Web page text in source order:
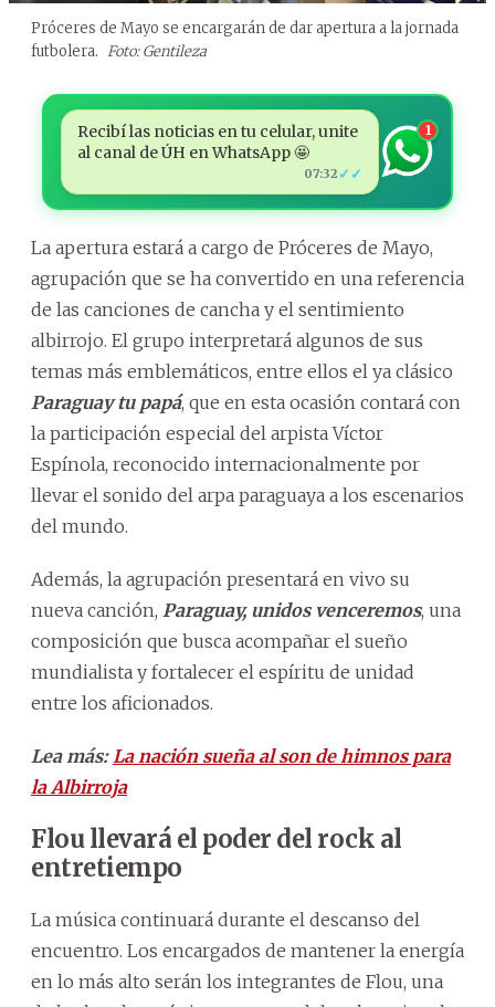
Próceres de Mayo se encargarán de dar apertura a la jornada
futbolera. Foto: Gentileza
Recibí las noticias en tu celular, unite
al canal de ÚH en WhatsApp 🤩
07:32 ✓✓
1
La apertura estará a cargo de Próceres de Mayo,
agrupación que se ha convertido en una referencia
de las canciones de cancha y el sentimiento
albirrojo. El grupo interpretará algunos de sus
temas más emblemáticos, entre ellos el ya clásico
Paraguay tu papá, que en esta ocasión contará con
la participación especial del arpista Víctor
Espínola, reconocido internacionalmente por
llevar el sonido del arpa paraguaya a los escenarios
del mundo.
Además, la agrupación presentará en vivo su
nueva canción, Paraguay, unidos venceremos, una
composición que busca acompañar el sueño
mundialista y fortalecer el espíritu de unidad
entre los aficionados.
Lea más: La nación sueña al son de himnos para
la Albirroja
Flou llevará el poder del rock al
entretiempo
La música continuará durante el descanso del
encuentro. Los encargados de mantener la energía
en lo más alto serán los integrantes de Flou, una